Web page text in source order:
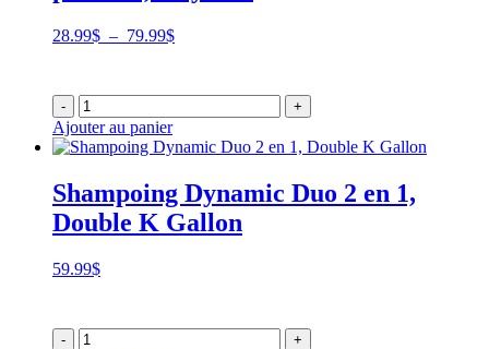
28.99$ – 79.99$Plage
28.99$
à
- +
Ajouter au panier
Shampoing Dynamic Duo 2 en 1,
Double K Gallon
59.99$
- +